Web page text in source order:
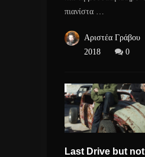
πιανίστα …
Αριστέα Γράβου
2018
0
Last Drive but